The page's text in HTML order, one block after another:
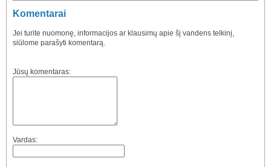
Komentarai
Jei turite nuomonę, informacijos ar klausimų apie šį vandens telkinį,
siūlome parašyti komentarą.
Jūsų komentaras:
Vardas: